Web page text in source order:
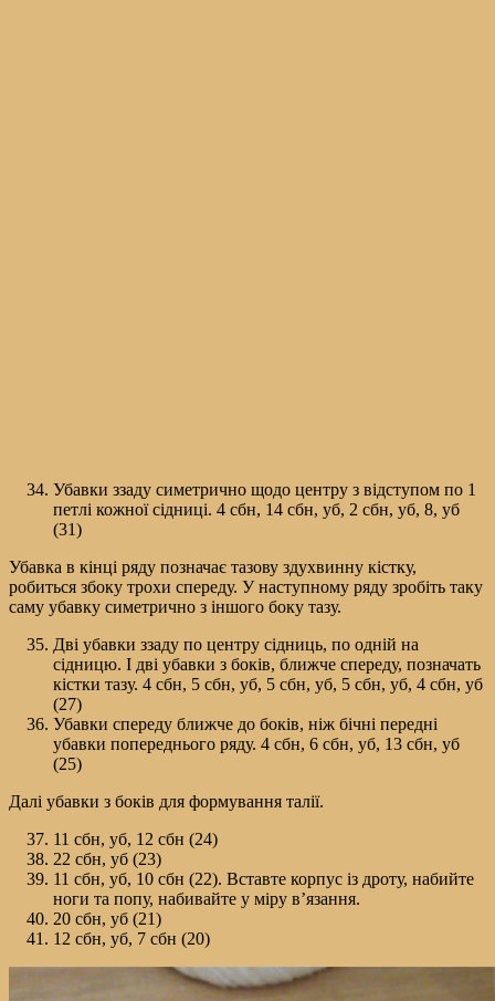
Убавки ззаду симетрично щодо центру з відступом по 1
петлі кожної сідниці. 4 сбн, 14 сбн, уб, 2 сбн, уб, 8, уб
(31)
Убавка в кінці ряду позначає тазову здухвинну кістку,
робиться збоку трохи спереду. У наступному ряду зробіть таку
саму убавку симетрично з іншого боку тазу.
Дві убавки ззаду по центру сідниць, по одній на
сідницю. І дві убавки з боків, ближче спереду, позначать
кістки тазу. 4 сбн, 5 сбн, уб, 5 сбн, уб, 5 сбн, уб, 4 сбн, уб
(27)
Убавки спереду ближче до боків, ніж бічні передні
убавки попереднього ряду. 4 сбн, 6 сбн, уб, 13 сбн, уб
(25)
Далі убавки з боків для формування талії.
11 сбн, уб, 12 сбн (24)
22 сбн, уб (23)
11 сбн, уб, 10 сбн (22). Вставте корпус із дроту, набийте
ноги та попу, набивайте у міру в’язання.
20 сбн, уб (21)
12 сбн, уб, 7 сбн (20)